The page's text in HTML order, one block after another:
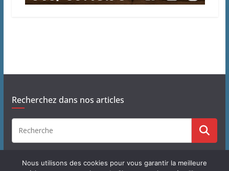
Recherchez dans nos articles
Nous utilisons des cookies pour vous garantir la meilleure